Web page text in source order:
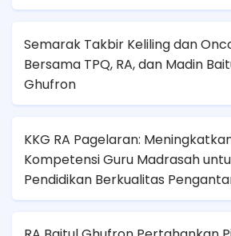
Semarak Takbir Keliling dan
Bersama TPQ, RA, dan Madin
Ghufron
KKG RA Pagelaran:
Kompetensi Guru Madrasah
Pendidikan Berkualitas